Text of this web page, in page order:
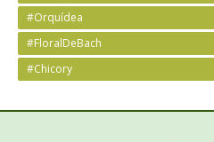
#Orquídea
#FloralDeBach
#Chicory